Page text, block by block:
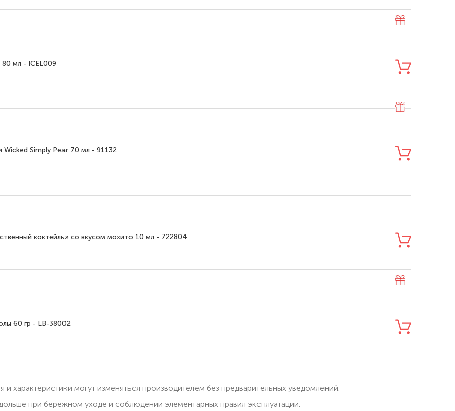
80 мл - ICEL009
Wicked Simply Pear 70 мл - 91132
коктейль» со вкусом мохито 10 мл - 722804
60 гр - LB-38002
характеристики могут изменяться производителем без предварительных уведомлений.
при бережном уходе и соблюдении элементарных правил эксплуатации.